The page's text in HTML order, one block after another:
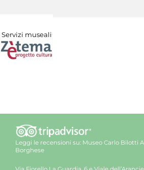
Servizi museali
Leggi le recensioni su: Museo Carlo Bilotti
Borghese